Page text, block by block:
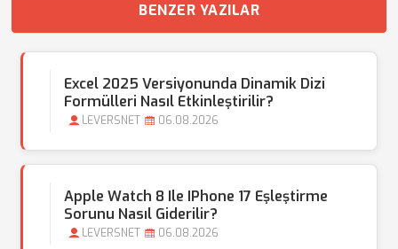
BENZER YAZILAR
Excel 2025 Versiyonunda Dinamik Dizi
Formülleri Nasıl Etkinleştirilir?
LEVERSNET 06.08.2026
Apple Watch 8 Ile IPhone 17 Eşleştirme
Sorunu Nasıl Giderilir?
LEVERSNET 06.08.2026